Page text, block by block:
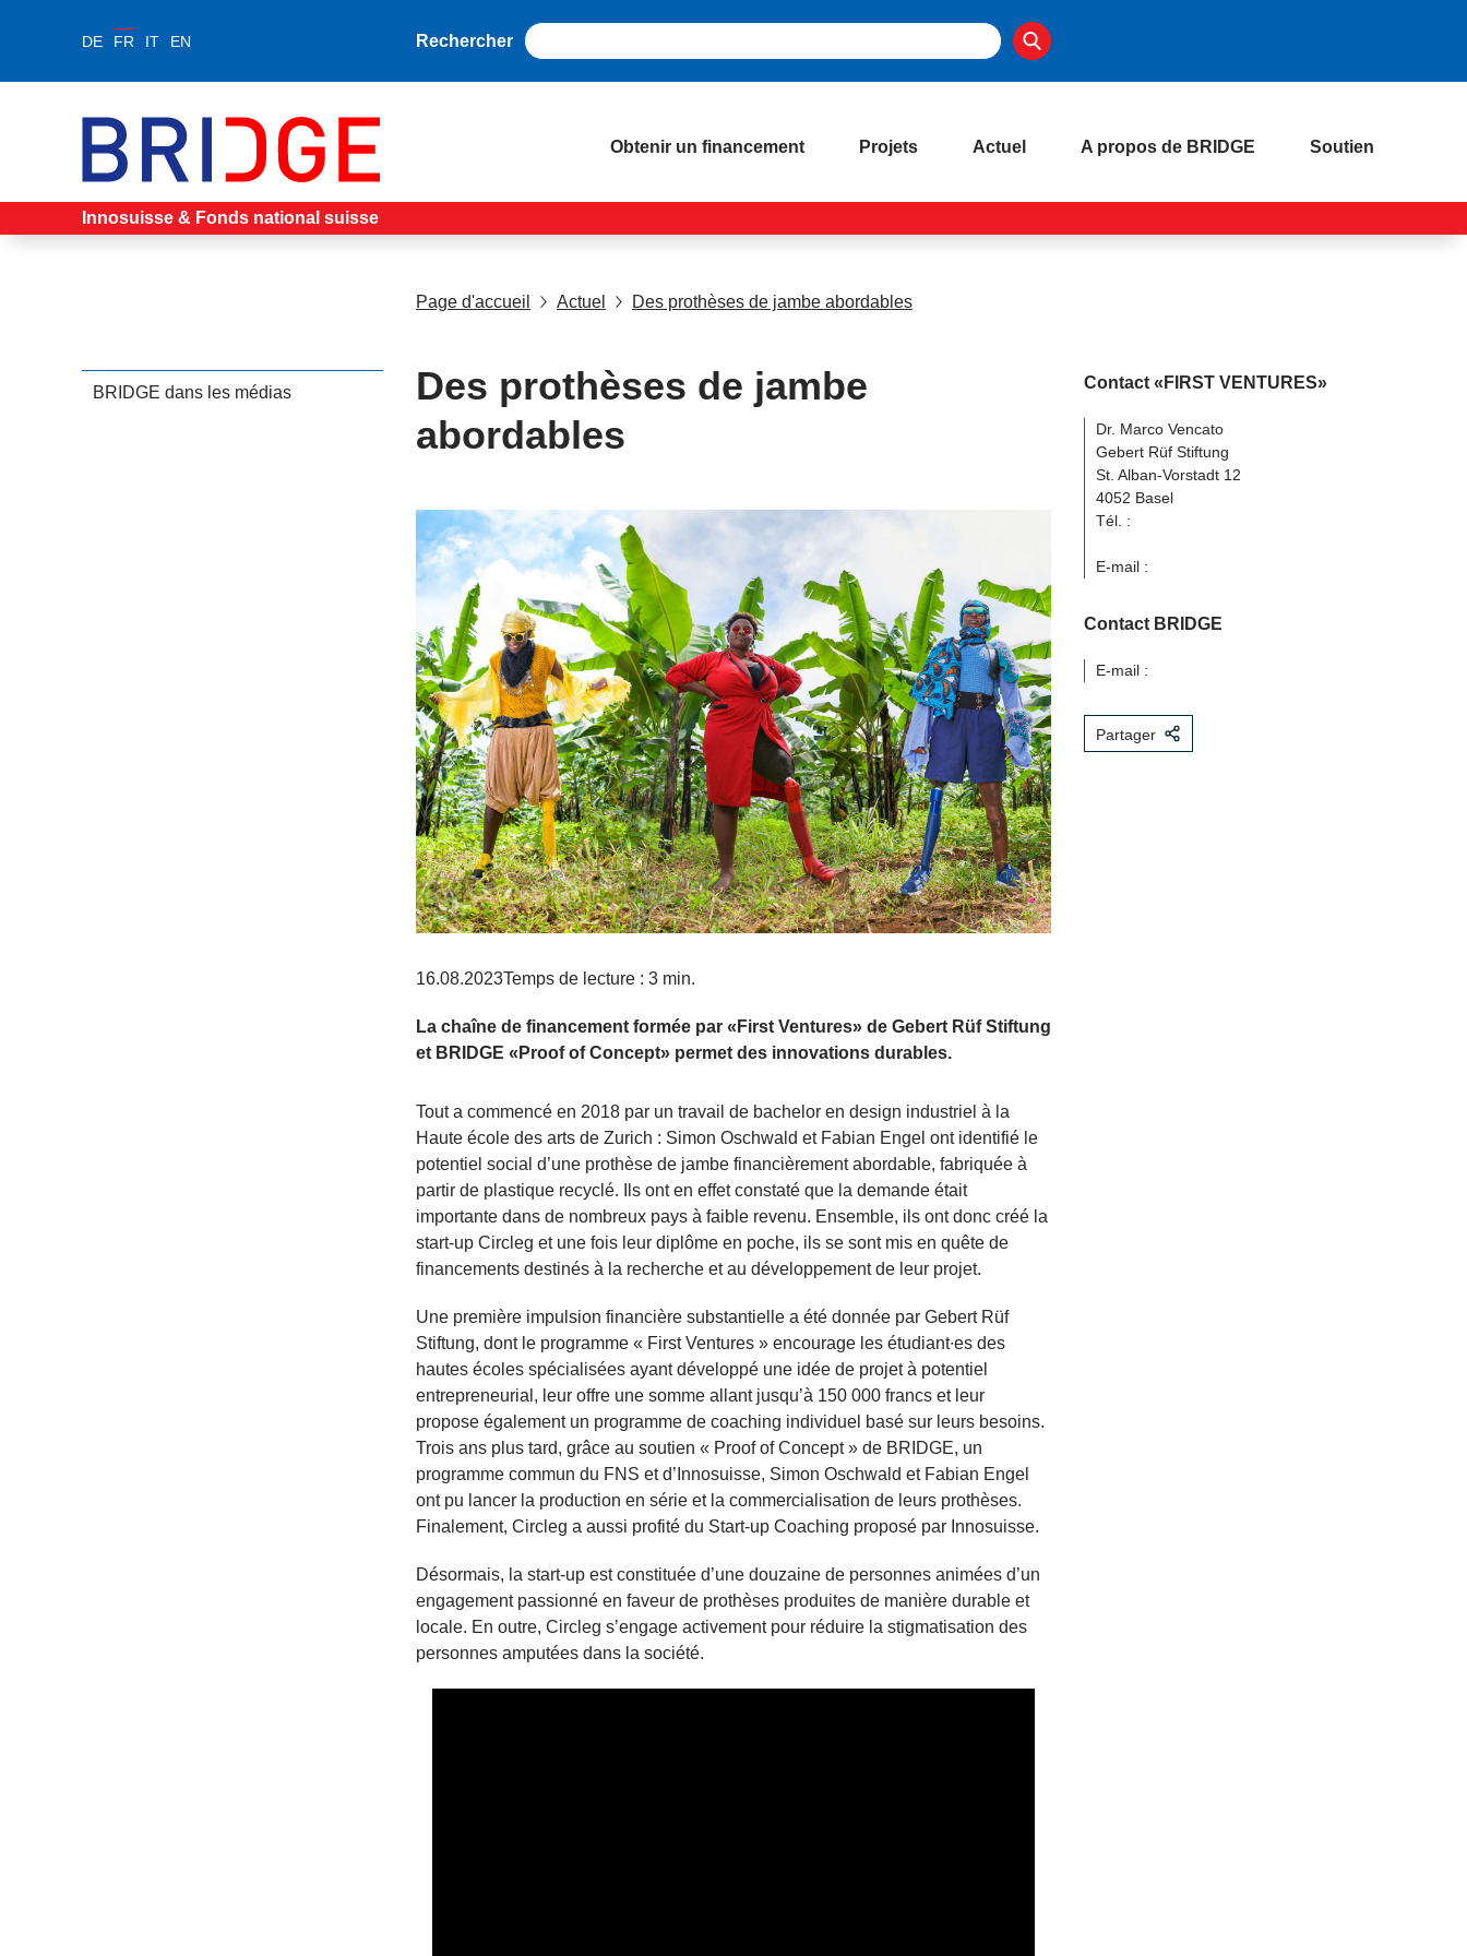
DE FR IT EN Rechercher
Obtenir un financement Projets Actuel A propos de BRIDGE Soutien
Innosuisse & Fonds national suisse
Page d'accueil Actuel Des prothèses de jambe abordables
BRIDGE dans les médias
Des prothèses de jambe
abordables
16.08.2023Temps de lecture : 3 min.
La chaîne de financement formée par «First Ventures» de Gebert Rüf Stiftung
et BRIDGE «Proof of Concept» permet des innovations durables.
Tout a commencé en 2018 par un travail de bachelor en design industriel à la
Haute école des arts de Zurich : Simon Oschwald et Fabian Engel ont identifié le
potentiel social d’une prothèse de jambe financièrement abordable, fabriquée à
partir de plastique recyclé. Ils ont en effet constaté que la demande était
importante dans de nombreux pays à faible revenu. Ensemble, ils ont donc créé la
start-up Circleg et une fois leur diplôme en poche, ils se sont mis en quête de
financements destinés à la recherche et au développement de leur projet.
Une première impulsion financière substantielle a été donnée par Gebert Rüf
Stiftung, dont le programme « First Ventures » encourage les étudiant∙es des
hautes écoles spécialisées ayant développé une idée de projet à potentiel
entrepreneurial, leur offre une somme allant jusqu’à 150 000 francs et leur
propose également un programme de coaching individuel basé sur leurs besoins.
Trois ans plus tard, grâce au soutien « Proof of Concept » de BRIDGE, un
programme commun du FNS et d’Innosuisse, Simon Oschwald et Fabian Engel
ont pu lancer la production en série et la commercialisation de leurs prothèses.
Finalement, Circleg a aussi profité du Start-up Coaching proposé par Innosuisse.
Désormais, la start-up est constituée d’une douzaine de personnes animées d’un
engagement passionné en faveur de prothèses produites de manière durable et
locale. En outre, Circleg s’engage activement pour réduire la stigmatisation des
personnes amputées dans la société.
Contact «FIRST VENTURES»
Dr. Marco Vencato
Gebert Rüf Stiftung
St. Alban-Vorstadt 12
4052 Basel
Tél. :
E-mail :
Contact BRIDGE
E-mail :
Partager